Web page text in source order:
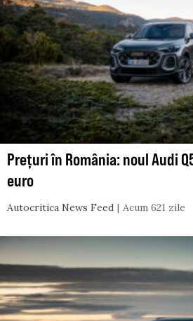
Prețuri în România: noul Audi
euro
Autocritica News Feed Acum 621 zile